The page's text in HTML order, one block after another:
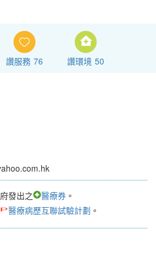
讚服務 76 讚環境 50
發出之 醫療券 。
醫療病歷互聯試驗計劃 。